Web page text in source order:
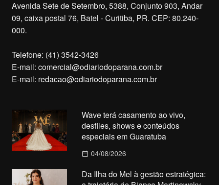
Avenida Sete de Setembro, 5388, Conjunto 903, Andar
09, caixa postal 76, Batel - Curitiba, PR. CEP: 80.240-
000.
Telefone: (41) 3542-3426
E-mail: comercial@odiariodoparana.com.br
E-mail: redacao@odiariodoparana.com.br
Wave terá casamento ao vivo,
desfiles, shows e conteúdos
especiais em Guaratuba
04/08/2026
Da Ilha do Mel à gestão estratégica: